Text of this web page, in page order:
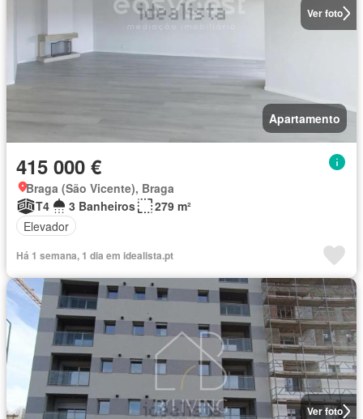
Ver foto
Apartamento
415 000 €
Braga (São Vicente), Braga
T4
3 Banheiros
279 m²
Elevador
Há 1 semana, 1 dia em idealista.pt
Ver foto